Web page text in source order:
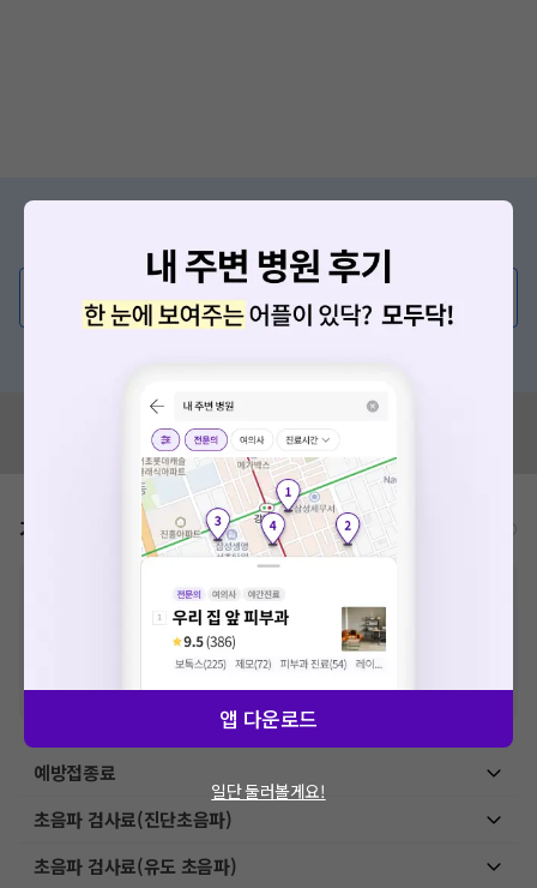
의사가 직접 답해드려요!
💬 무엇이든 물어보세요
혹시 잘못된 병원정보가 있나요?
모두닥 팀에 알려주세요!
가격표 비급여/급여 진료란?
추가비용 등으로 실제 가격과 상이할 수 있으니, 정확
한 가격은 해당 의료기관에 직접 문의해주세요.
건강보험심사평가원에 고지되어 있는 급여 진료 기준 가
격입니다. (진료와 연관된 복합적인 비용이 추가되어, 병원마다 금액이 다르게
산정될 수 있는 점 참고 바랍니다.)
※ 이벤트가, 할인가는VAT 포함
예방접종료
초음파 검사료(진단초음파)
초음파 검사료(유도 초음파)
앱 다운로드
일단 둘러볼게요!